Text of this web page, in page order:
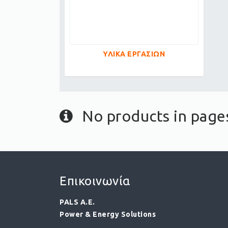
ΥΛΙΚΑ ΕΡΓΑΣΙΩΝ
No products in
Επικοινωνία
PALS A.E.
Power & Energy Solutions